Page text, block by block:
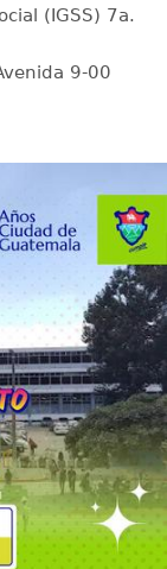
(IGSS) 7a.
9-00